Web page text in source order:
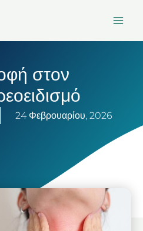
στον
24 Φεβρουαρίου, 2026